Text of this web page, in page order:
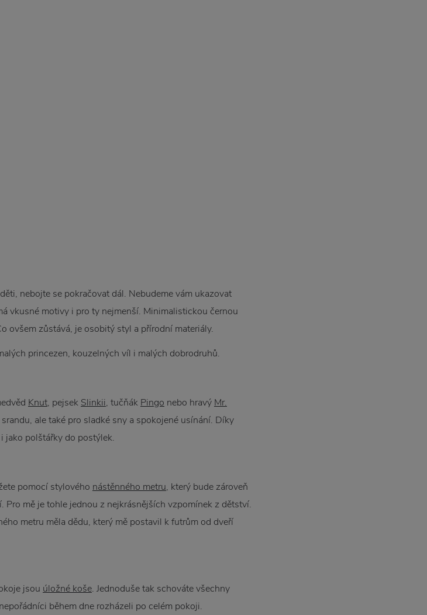
nebojte se pokračovat dál. Nebudeme vám ukazovat
vkusné motivy i pro ty nejmenší. Minimalistickou černou
ovšem zůstává, je osobitý styl a přírodní materiály.
princezen, kouzelných víl i malých dobrodruhů.
Knut, pejsek Slinkii, tučňák Pingo nebo hravý Mr.
ale také pro sladké sny a spokojené usínání. Díky
jako polštářky do postýlek.
pomocí stylového nástěnného metru, který bude zároveň
Pro mě je tohle jednou z nejkrásnějších vzpomínek z dětství.
metru měla dědu, který mě postavil k futrům od dveří
jsou úložné koše. Jednoduše tak schováte všechny
během dne rozházeli po celém pokoji.